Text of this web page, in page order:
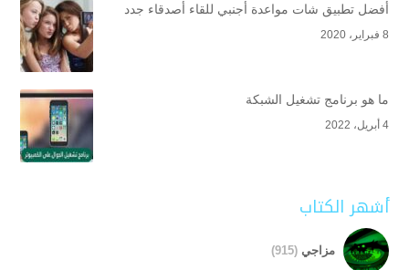
أفضل تطبيق شات مواعدة أجنبي للقاء أصدقاء جدد
8 فبراير، 2020
ما هو برنامج تشغيل الشبكة
4 أبريل، 2022
أشهر الكتاب
مزاجي (915)